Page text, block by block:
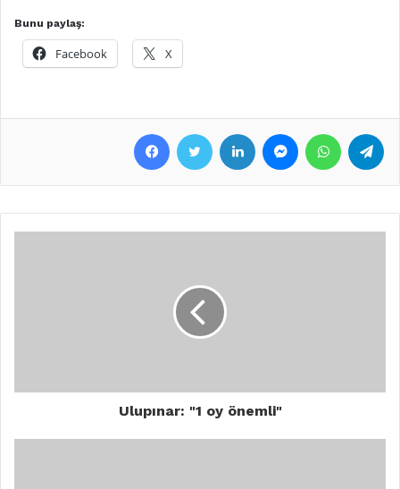
Bunu paylaş:
Facebook X
Ulupınar: "1 oy önemli"